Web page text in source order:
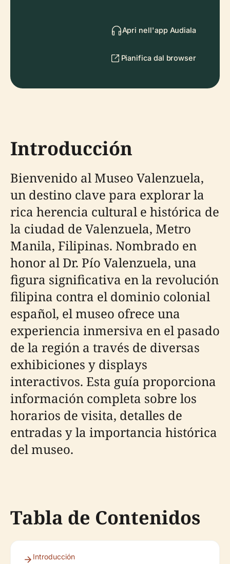
Apri nell'app Audiala
Pianifica dal browser
Introducción
Bienvenido al Museo Valenzuela,
un destino clave para explorar la
rica herencia cultural e histórica de
la ciudad de Valenzuela, Metro
Manila, Filipinas. Nombrado en
honor al Dr. Pío Valenzuela, una
figura significativa en la revolución
filipina contra el dominio colonial
español, el museo ofrece una
experiencia inmersiva en el pasado
de la región a través de diversas
exhibiciones y displays
interactivos. Esta guía proporciona
información completa sobre los
horarios de visita, detalles de
entradas y la importancia histórica
del museo.
Tabla de Contenidos
Introducción